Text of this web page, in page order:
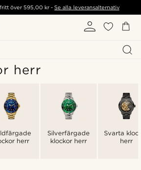
över595,00 kr -Se alla leveransalternativ
herr
herr
Silverfärgade
klockor herr
Svarta
herr